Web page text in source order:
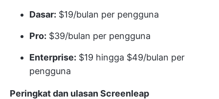
Dasar: $19/bulan per pengguna
Pro: $39/bulan per pengguna
Enterprise: $19 hingga $49/bulan per
pengguna
Peringkat dan ulasan Screenleap